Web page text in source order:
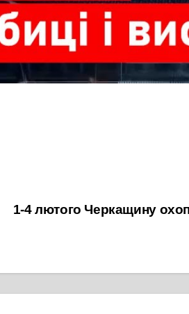
1-4 лютого Черкащину